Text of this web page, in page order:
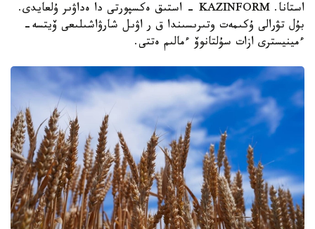
استانا. KAZINFORM - استىق ەكسپورتى دا ەداۋىر ۇلعايدى.
بۇل تۋرالى ۇكىمەت وتىرىسىندا ق ر اۋىل شارۋاشىلىعى ۆيتسە-
ءمينيسترى ازات سۇلتانوۆ ءمالىم ەتتى.